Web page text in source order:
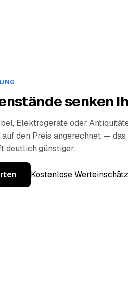
senken
Elektrogeräte oder
den Preis angerechnet —
deutlich günstiger.
Kostenlose